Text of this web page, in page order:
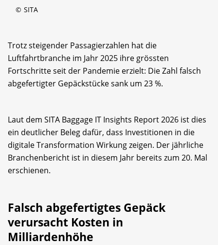
© SITA
Trotz steigender Passagierzahlen hat die
Luftfahrtbranche im Jahr 2025 ihre grössten
Fortschritte seit der Pandemie erzielt: Die Zahl falsch
abgefertigter Gepäckstücke sank um 23 %.
Laut dem SITA Baggage IT Insights Report 2026 ist dies
ein deutlicher Beleg dafür, dass Investitionen in die
digitale Transformation Wirkung zeigen. Der jährliche
Branchenbericht ist in diesem Jahr bereits zum 20. Mal
erschienen.
Falsch abgefertigtes Gepäck
verursacht Kosten in
Milliardenhöhe